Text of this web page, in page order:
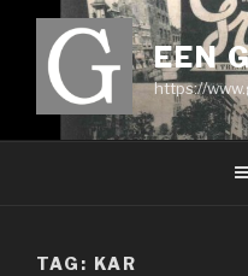
EEN
https://
TAG: KAR